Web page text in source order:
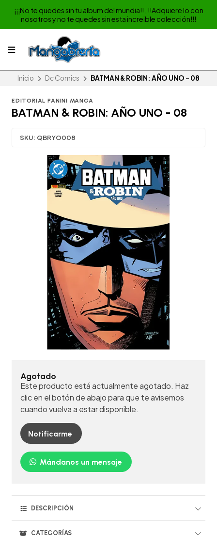
¡¡¡No te quedes sin tu album del mundia!! , !!Adquiere lo con
nosotros y no te quedes sin esta increible colección!!!
Inicio Dc Comics BATMAN & ROBIN: AÑO UNO - 08
EDITORIAL PANINI MANGA
BATMAN & ROBIN: AÑO UNO - 08
SKU: QBRYO008
Agotado
Este producto está actualmente agotado. Haz
clic en el botón de abajo para que te avisemos
cuando vuelva a estar disponible.
Notificarme
Mándanos un mensaje
DESCRIPCIÓN
CATEGORÍAS